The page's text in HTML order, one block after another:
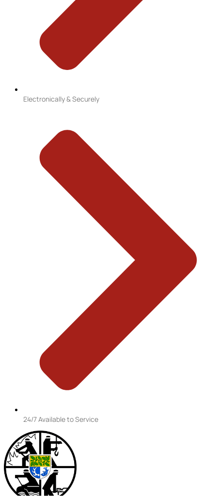
Electronically & Securely
24/7 Available to Service